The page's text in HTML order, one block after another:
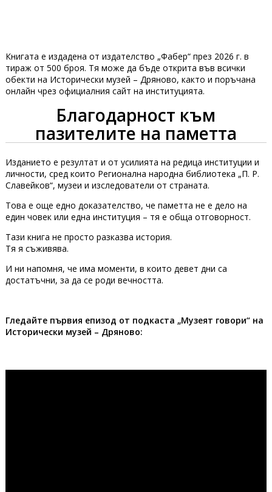
Книгата е издадена от издателство „Фабер“ през 2026 г. в
тираж от 500 броя. Тя може да бъде открита във всички
обекти на Исторически музей – Дряново, както и поръчана
онлайн чрез официалния сайт на институцията.
Благодарност към
пазителите на паметта
Изданието е резултат и от усилията на редица институции и
личности, сред които Регионална народна библиотека „П. Р.
Славейков“, музеи и изследователи от страната.
Това е още едно доказателство, че паметта не е дело на
един човек или една институция – тя е обща отговорност.
Тази книга не просто разказва история.
Тя я съживява.
И ни напомня, че има моменти, в които девет дни са
достатъчни, за да се роди вечността.
Гледайте първия епизод от подкаста „Музеят говори“ на
Исторически музей – Дряново: